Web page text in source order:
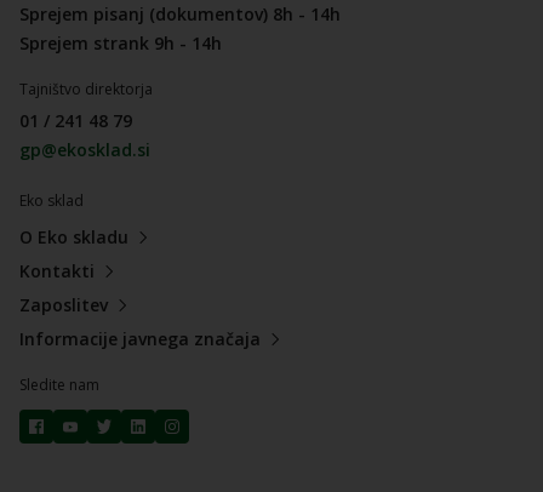
Sprejem pisanj (dokumentov) 8h - 14h
Sprejem strank 9h - 14h
Tajništvo direktorja
01 / 241 48 79
gp@ekosklad.si
Eko sklad
O Eko skladu
Kontakti
Zaposlitev
Informacije javnega značaja
Sledite nam